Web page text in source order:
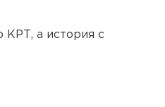
КРТ, а история с